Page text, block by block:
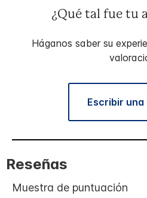
¿Qué tal fue tu
Háganos saber su
Escribir una